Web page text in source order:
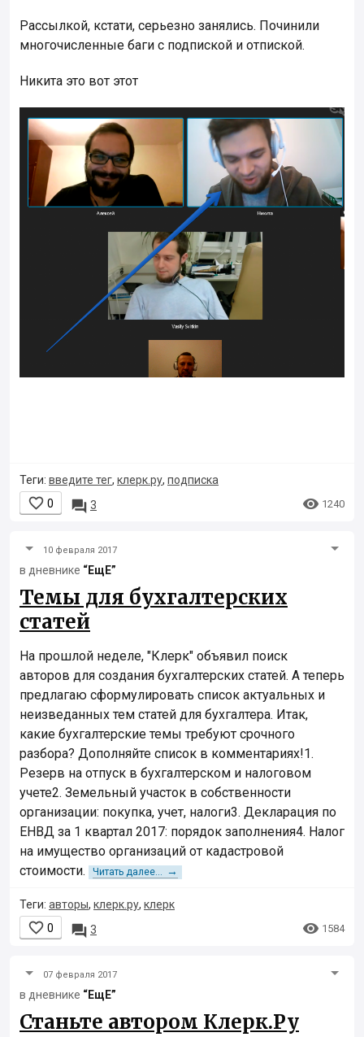
Рассылкой, кстати, серьезно занялись. Починили
многочисленные баги с подпиской и отпиской.
Никита это вот этот
Теги: введите тег, клерк.ру, подписка
 0  3  1240
10 февраля 2017
в дневнике “ЕщЕ”
Темы для бухгалтерских
статей
На прошлой неделе, "Клерк" объявил поиск
авторов для создания бухгалтерских статей. А теперь
предлагаю сформулировать список актуальных и
неизведанных тем статей для бухгалтера. Итак,
какие бухгалтерские темы требуют срочного
разбора? Дополняйте список в комментариях!1.
Резерв на отпуск в бухгалтерском и налоговом
учете2. Земельный участок в собственности
организации: покупка, учет, налоги3. Декларация по
ЕНВД за 1 квартал 2017: порядок заполнения4. Налог
на имущество организаций от кадастровой
стоимости.
Читать далее... →
Теги: авторы, клерк.ру, клерк
 0  3  1584
07 февраля 2017
в дневнике “ЕщЕ”
Станьте автором Клерк.Ру